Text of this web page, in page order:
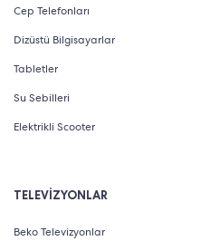
Cep Telefonları
Dizüstü Bilgisayarlar
Tabletler
Su Sebilleri
Elektrikli Scooter
TELEVİZYONLAR
Beko Televizyonlar